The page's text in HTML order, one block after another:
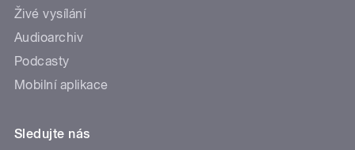
Živé vysílání
Audioarchiv
Podcasty
Mobilní aplikace
Sledujte nás